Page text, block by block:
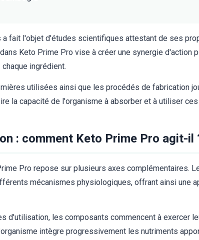
a fait l'objet d'études scientifiques attestant de ses
Keto Prime Pro vise à créer une synergie d'action
ingrédient.
utilisées ainsi que les procédés de fabrication
la capacité de l'organisme à absorber et à utiliser
: comment Keto Prime Pro agit-il
Pro repose sur plusieurs axes complémentaires.
mécanismes physiologiques, offrant ainsi une
d'utilisation, les composants commencent à exercer
intègre progressivement les nutriments